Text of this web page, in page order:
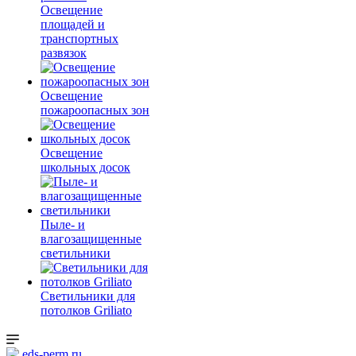
Освещение
площадей и
транспортных
развязок
Освещение
пожароопасных зон
Освещение
школьных досок
Пыле- и
влагозащищенные
светильники
Светильники для
потолков Griliato